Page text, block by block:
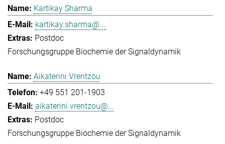
Kartikay Sharma
kartikay.sharma@...
Postdoc
Forschungsgruppe Biochemie der Signaldynamik
Aikaterini Vrentzou
+49 551 201-1903
aikaterini.vrentzou@...
Postdoc
Forschungsgruppe Biochemie der Signaldynamik